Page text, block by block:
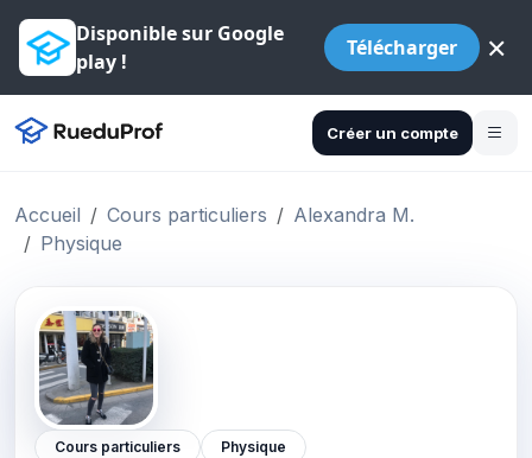
Disponible sur Google
play !
Télécharger ×
Créer un compte
Accueil Cours particuliers
Alexandra M.
Physique
Cours particuliers Physique